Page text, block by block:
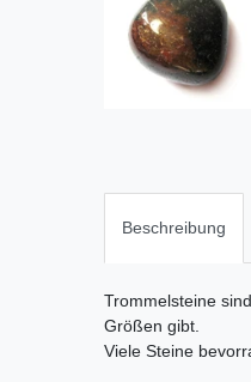
Beschreibung
Trommelsteine
Größen gibt.
Viele Steine